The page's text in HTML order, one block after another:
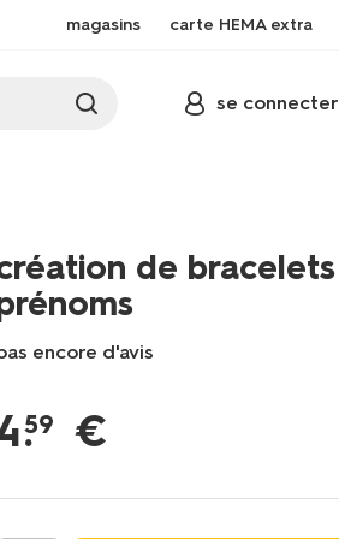
magasins carte HEMA extra
se connecter
de bracelets
encore d'avis
.
59 €